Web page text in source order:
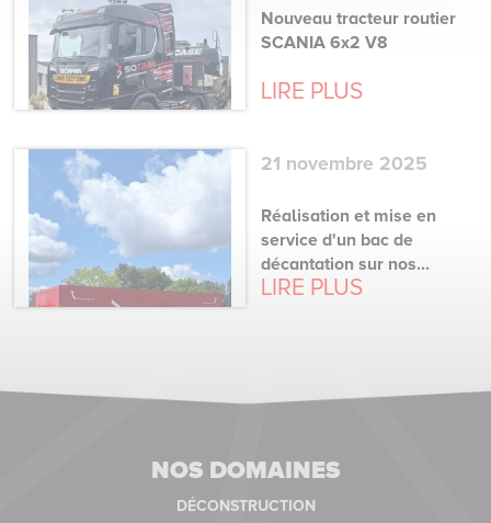
Nouveau tracteur routier
SCANIA 6x2 V8
LIRE PLUS
21 novembre 2025
Réalisation et mise en
service d'un bac de
décantation sur nos...
LIRE PLUS
NOS DOMAINES
DÉCONSTRUCTION